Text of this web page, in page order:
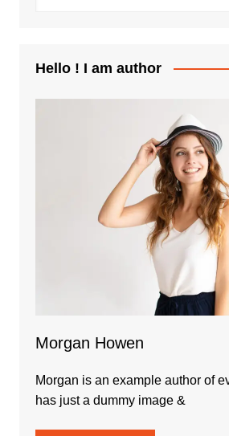
Hello ! I am author
Morgan Howen
Morgan is an example author of
has just a dummy image &